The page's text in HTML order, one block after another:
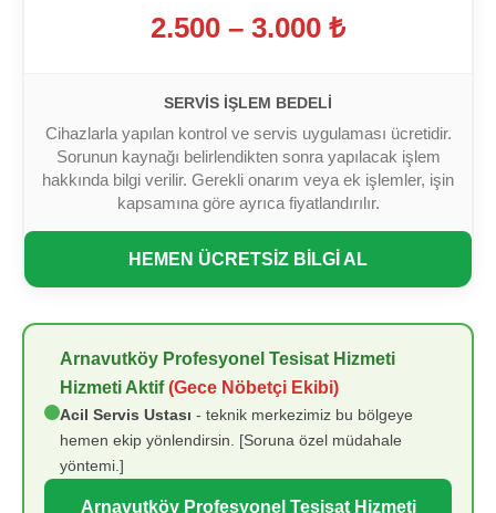
2.500 – 3.000 ₺
SERVIS İŞLEM BEDELI
Cihazlarla yapılan kontrol ve servis uygulaması ücretidir.
Sorunun kaynağı belirlendikten sonra yapılacak işlem
hakkında bilgi verilir. Gerekli onarım veya ek işlemler, işin
kapsamına göre ayrıca fiyatlandırılır.
HEMEN ÜCRETSİZ BİLGİ AL
Arnavutköy Profesyonel Tesisat Hizmeti
Hizmeti Aktif(Gece Nöbetçi Ekibi)
Acil Servis Ustası - teknik merkezimiz bu bölgeye
hemen ekip yönlendirsin. [Soruna özel müdahale
yöntemi.]
Arnavutköy Profesyonel Tesisat Hizmeti